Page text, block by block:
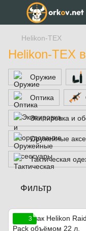
Helikon-TEX
Helikon-TEX
Оружие
Оптика
Экипировка и
Оружейные
Тактическая
Фильтр
3